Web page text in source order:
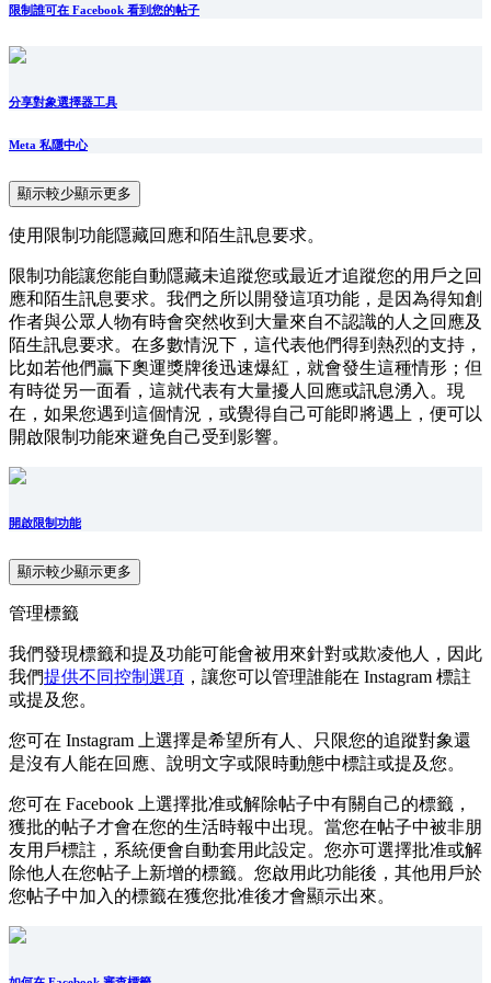
限制誰可在 Facebook 看到您的帖子
分享對象選擇器工具
Meta 私隱中心
顯示較少顯示更多
使用限制功能隱藏回應和陌生訊息要求。
限制功能讓您能自動隱藏未追蹤您或最近才追蹤您的用戶之回
應和陌生訊息要求。我們之所以開發這項功能，是因為得知創
作者與公眾人物有時會突然收到大量來自不認識的人之回應及
陌生訊息要求。在多數情況下，這代表他們得到熱烈的支持，
比如若他們贏下奧運獎牌後迅速爆紅，就會發生這種情形；但
有時從另一面看，這就代表有大量擾人回應或訊息湧入。現
在，如果您遇到這個情況，或覺得自己可能即將遇上，便可以
開啟限制功能來避免自己受到影響。
開啟限制功能
顯示較少顯示更多
管理標籤
我們發現標籤和提及功能可能會被用來針對或欺凌他人，因此
我們提供不同控制選項 ，讓您可以管理誰能在 Instagram 標註
或提及您。
您可在 Instagram 上選擇是希望所有人、只限您的追蹤對象還
是沒有人能在回應、說明文字或限時動態中標註或提及您。
您可在 Facebook 上選擇批准或解除帖子中有關自己的標籤，
獲批的帖子才會在您的生活時報中出現。當您在帖子中被非朋
友用戶標註，系統便會自動套用此設定。您亦可選擇批准或解
除他人在您帖子上新增的標籤。您啟用此功能後，其他用戶於
您帖子中加入的標籤在獲您批准後才會顯示出來。